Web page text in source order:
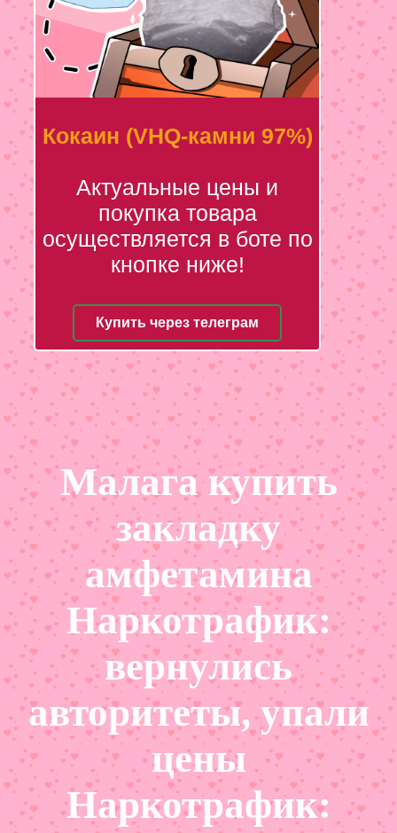
Кокаин (VHQ-камни 97%)
Актуальные цены и
покупка товара
осуществляется в боте по
кнопке ниже!
Купить через телеграм
Малага купить
закладку
амфетамина
Наркотрафик:
вернулись
авторитеты, упали
цены
Наркотрафик: